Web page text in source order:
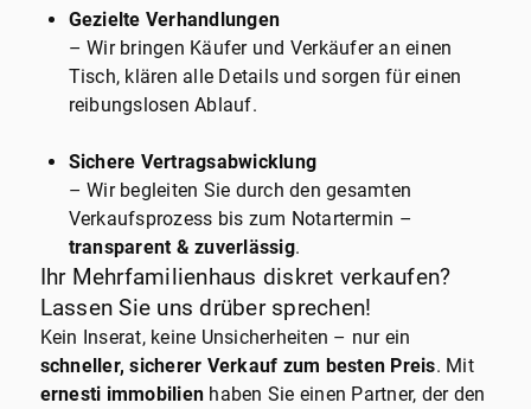
Gezielte Verhandlungen
– Wir bringen Käufer und Verkäufer an einen
Tisch, klären alle Details und sorgen für einen
reibungslosen Ablauf.
Sichere Vertragsabwicklung
– Wir begleiten Sie durch den gesamten
Verkaufsprozess bis zum Notartermin –
transparent & zuverlässig.
Ihr Mehrfamilienhaus diskret verkaufen?
Lassen Sie uns drüber sprechen!
Kein Inserat, keine Unsicherheiten – nur ein
schneller, sicherer Verkauf zum besten Preis. Mit
ernesti immobilien haben Sie einen Partner, der den